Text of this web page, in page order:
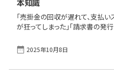
本知識
「売掛金の回収が遅れて、支払
が狂ってしまった」「請求書の発
限界を感じているけれど、どう改
か分からない」──こんな悩みを
2025年10月8日